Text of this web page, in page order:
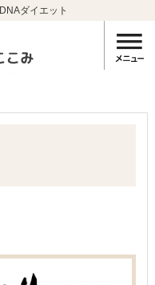
ダイエット